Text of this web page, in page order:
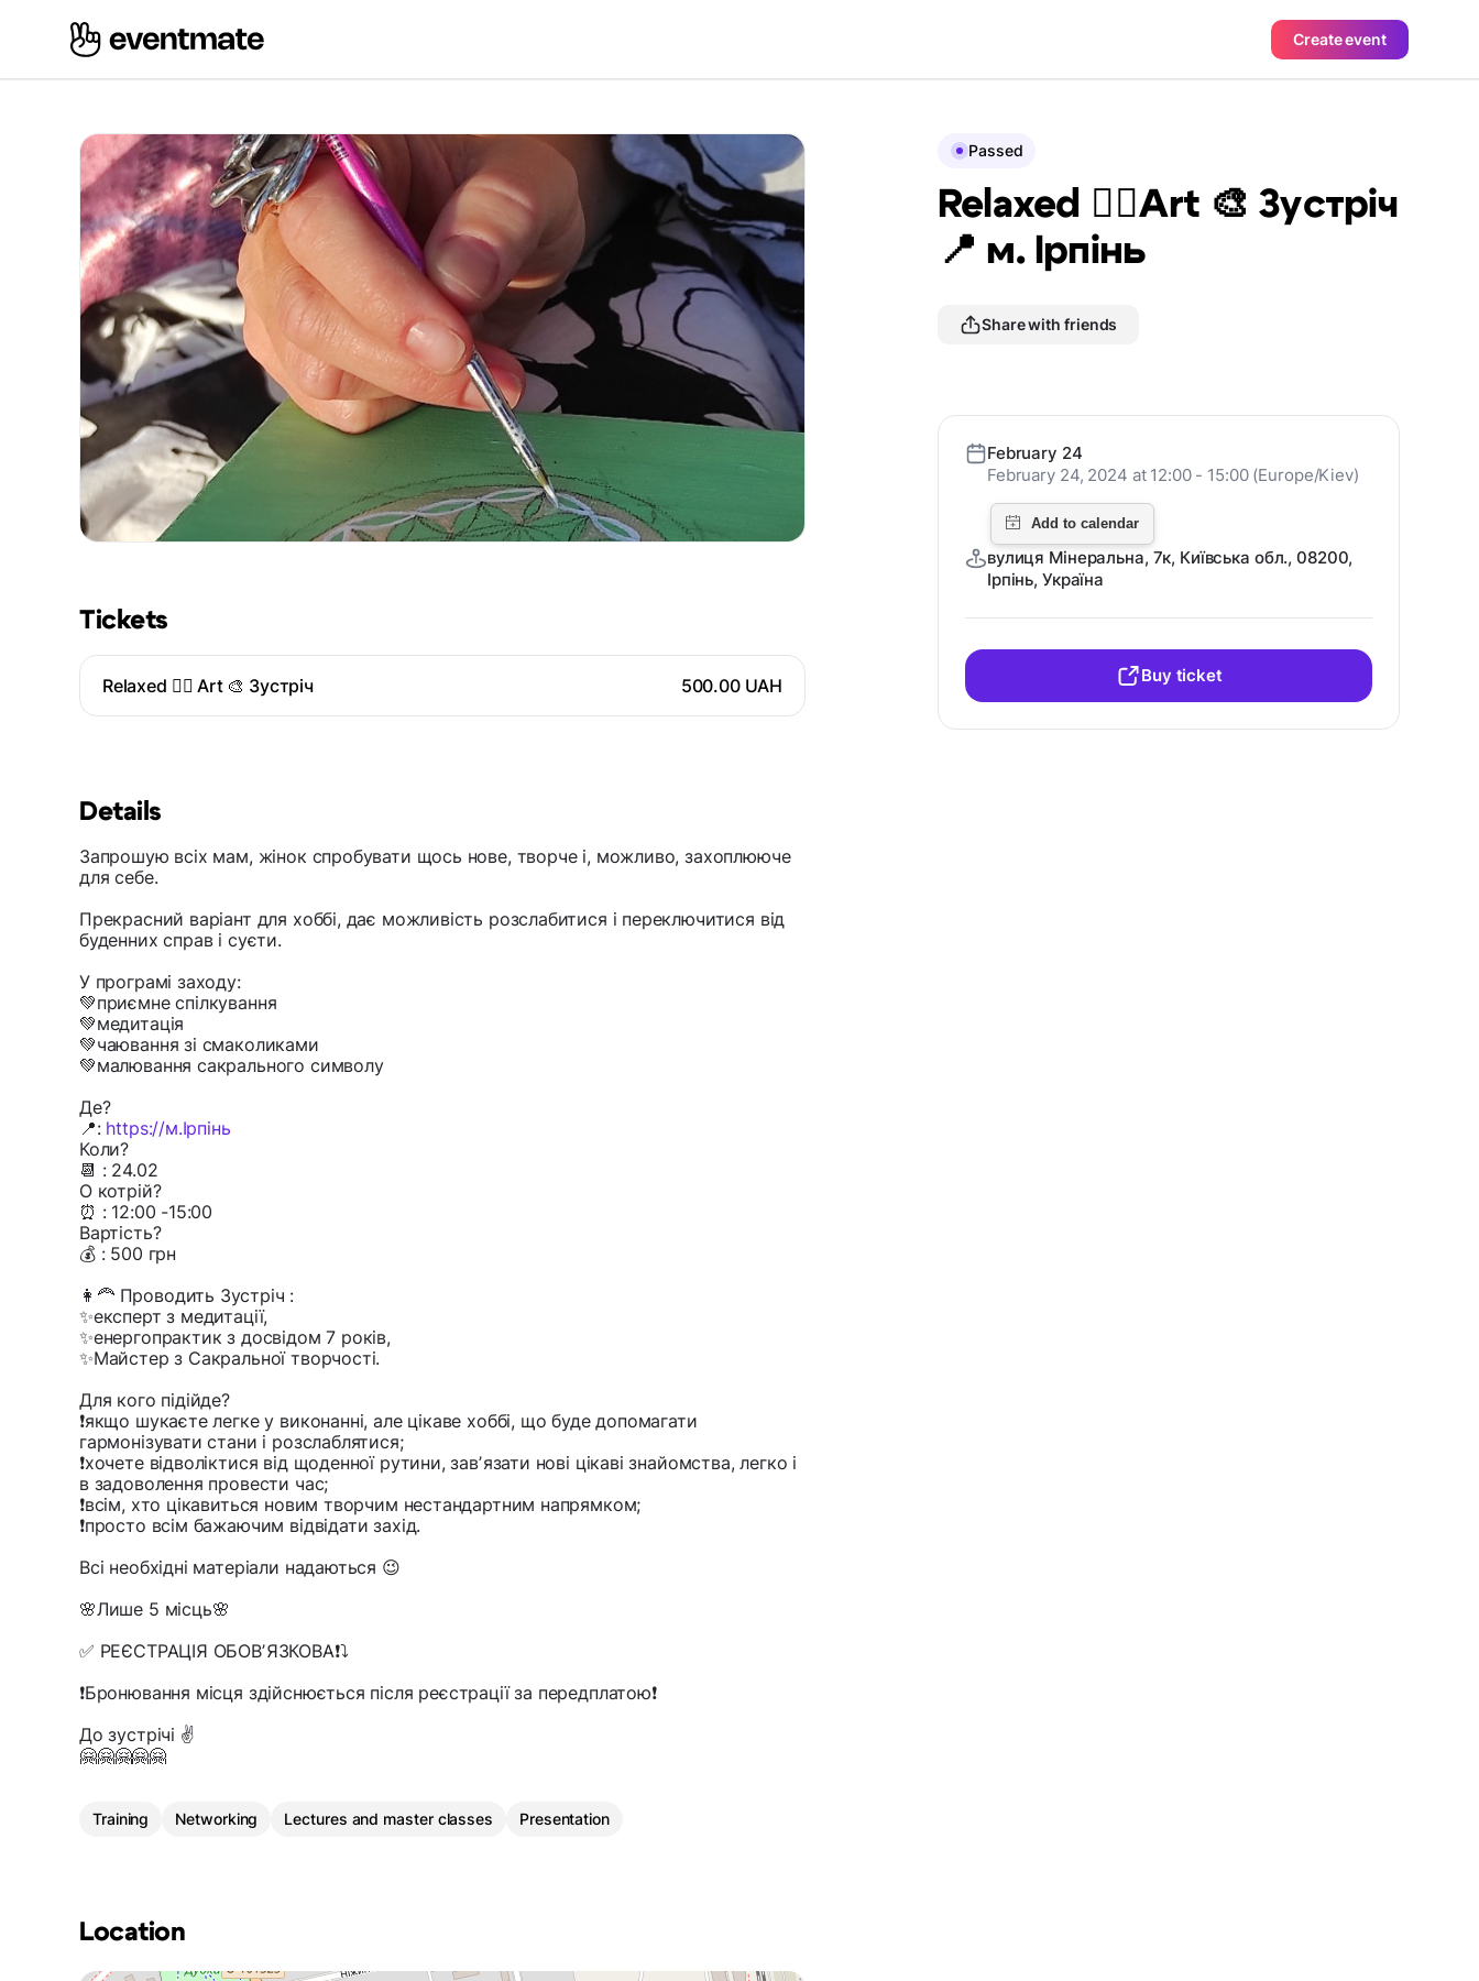
Create event
Tickets
Relaxed 🧘‍♀️ Art 🎨 Зустріч 500.00 UAH
Details
Запрошую всіх мам, жінок спробувати щось нове, творче і, можливо, захоплююче
для себе.
Прекрасний варіант для хоббі, дає можливість розслабитися і переключитися від
буденних справ і суєти.
У програмі заходу:
💚приємне спілкування
💚медитація
💚чаювання зі смаколиками
💚малювання сакрального символу
Де?
📍: https://м.Ірпінь
Коли?
📆 : 24.02
О котрій?
⏰ : 12:00 -15:00
Вартість?
💰 : 500 грн
👩‍🦰 Проводить Зустріч :
✨експерт з медитації,
✨енергопрактик з досвідом 7 років,
✨Майстер з Сакральної творчості.
Для кого підійде?
❗️якщо шукаєте легке у виконанні, але цікаве хоббі, що буде допомагати
гармонізувати стани і розслаблятися;
❗️хочете відволіктися від щоденної рутини, завʼязати нові цікаві знайомства, легко і
в задоволення провести час;
❗️всім, хто цікавиться новим творчим нестандартним напрямком;
❗️просто всім бажаючим відвідати захід.
Всі необхідні матеріали надаються 😉
🌸Лише 5 місць🌸
✅ РЕЄСТРАЦІЯ ОБОВʼЯЗКОВА❗️⤵️
❗️Бронювання місця здійснюється після реєстрації за передплатою❗️
До зустрічі ✌️
🤗🤗🤗🤗🤗
Training Networking Lectures and master classes Presentation
Location
Passed
Relaxed 🧘‍♀️Art 🎨 Зустріч
📍 м. Ірпінь
Share with friends
February 24
February 24, 2024 at 12:00 - 15:00 (Europe/Kiev)
вулиця Мінеральна, 7к, Київська обл., 08200,
Ірпінь, Україна
Buy ticket